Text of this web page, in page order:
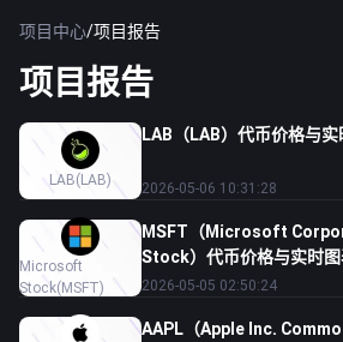
项目中心/项目报告
项目报告
LAB(LAB)
LAB（LAB）代币价格与
2026-05-06 10:31:28
Microsoft
Stock(MSFT)
MSFT（Microsoft
Stock）代币价格与实时
2026-05-05 02:50:24
AAPL（Apple Inc.